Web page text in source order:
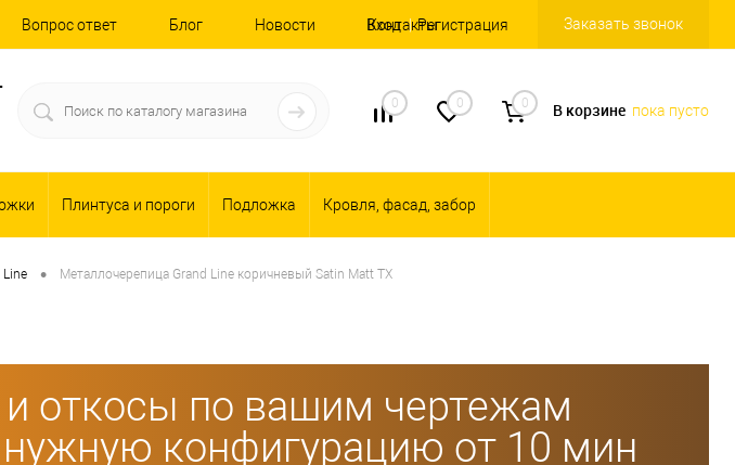
Вопрос ответ Блог Новости Контакты
Вход Регистрация Заказать звонок
0 0 0 В корзине пока пусто
Плинтуса и пороги Подложка Кровля, фасад, забор
Line • Металлочерепица Grand Line коричневый Satin Matt TX
откосы по вашим чертежам
конфигурацию от 10 мин